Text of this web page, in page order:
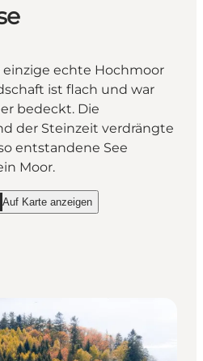
einzige echte Hochmoor
ist flach und war
bedeckt. Die
der Steinzeit verdrängte
entstandene See
Moor.
Auf Karte anzeigen
Lille Vildmose on_map